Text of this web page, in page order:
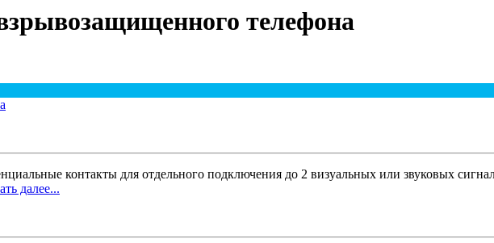
телефона
контакты для отдельного подключения до 2 визуальных или звуковых
далее...